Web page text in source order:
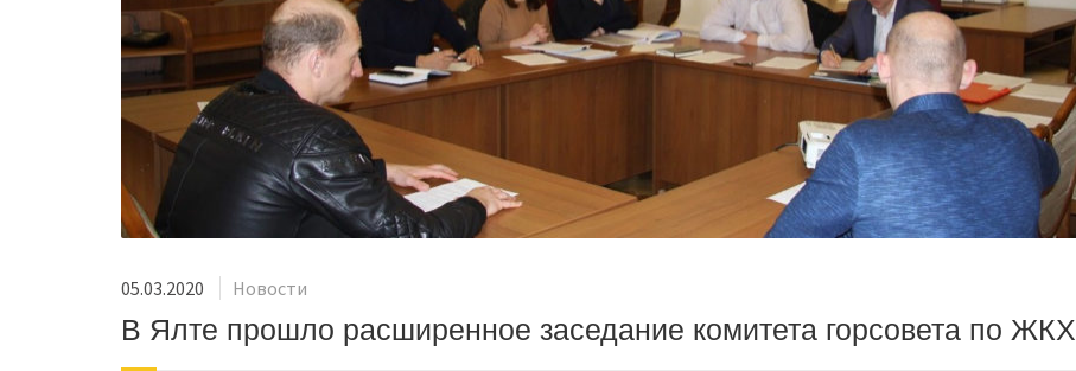
05.03.2020 Новости
В Ялте прошло расширенное заседание комитета горсовета по ЖКХ